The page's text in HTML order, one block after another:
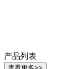
产品列表